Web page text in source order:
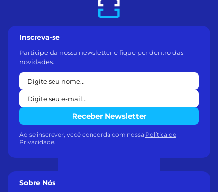
Sobre Nós
Inscreva-se
Participe da nossa newsletter e fique por dentro das
novidades.
Receber Newsletter
Ao se inscrever, você concorda com nossa Política de
Privacidade